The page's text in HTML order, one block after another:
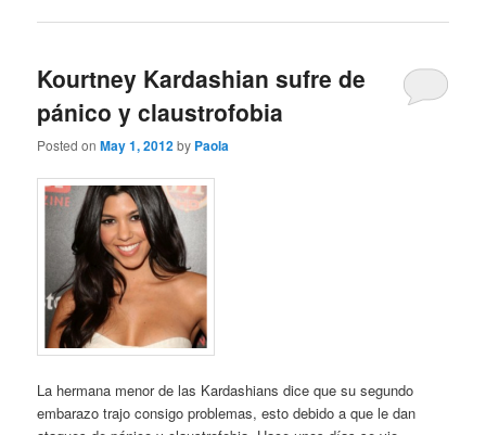
Kourtney Kardashian sufre de
pánico y claustrofobia
Posted onMay 1, 2012by Paola
La hermana menor de las Kardashians dice que su segundo
embarazo trajo consigo problemas, esto debido a que le dan